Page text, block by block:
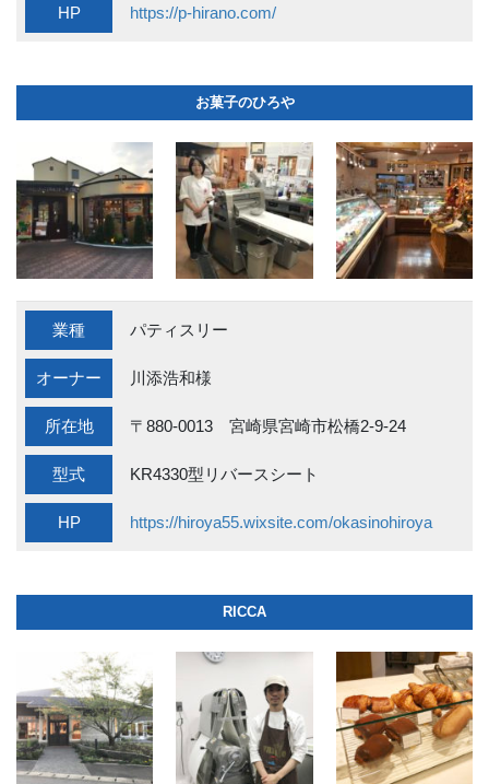
HP https://p-hirano.com/
お菓子のひろや
業種 パティスリー
オーナー 川添浩和様
所在地 〒880-0013 宮崎県宮崎市松橋2-9-24
型式 KR4330型リバースシート
HP https://hiroya55.wixsite.com/okasinohiroya
RICCA